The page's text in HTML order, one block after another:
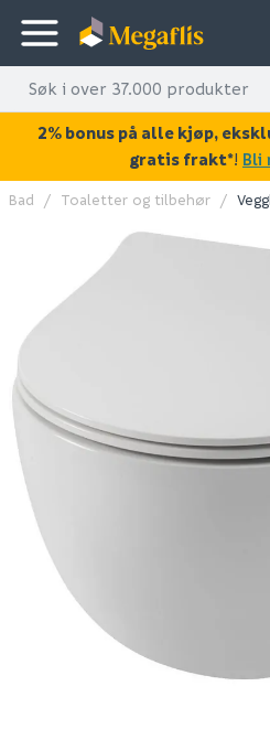
KAN DISSE VÆRE
Laufen lua rimless
veggskål
m/toalettsete
2 999
Bad Toaletter og tilbehør
2% bonus på alle kjøp,
gratis frakt*! Bli